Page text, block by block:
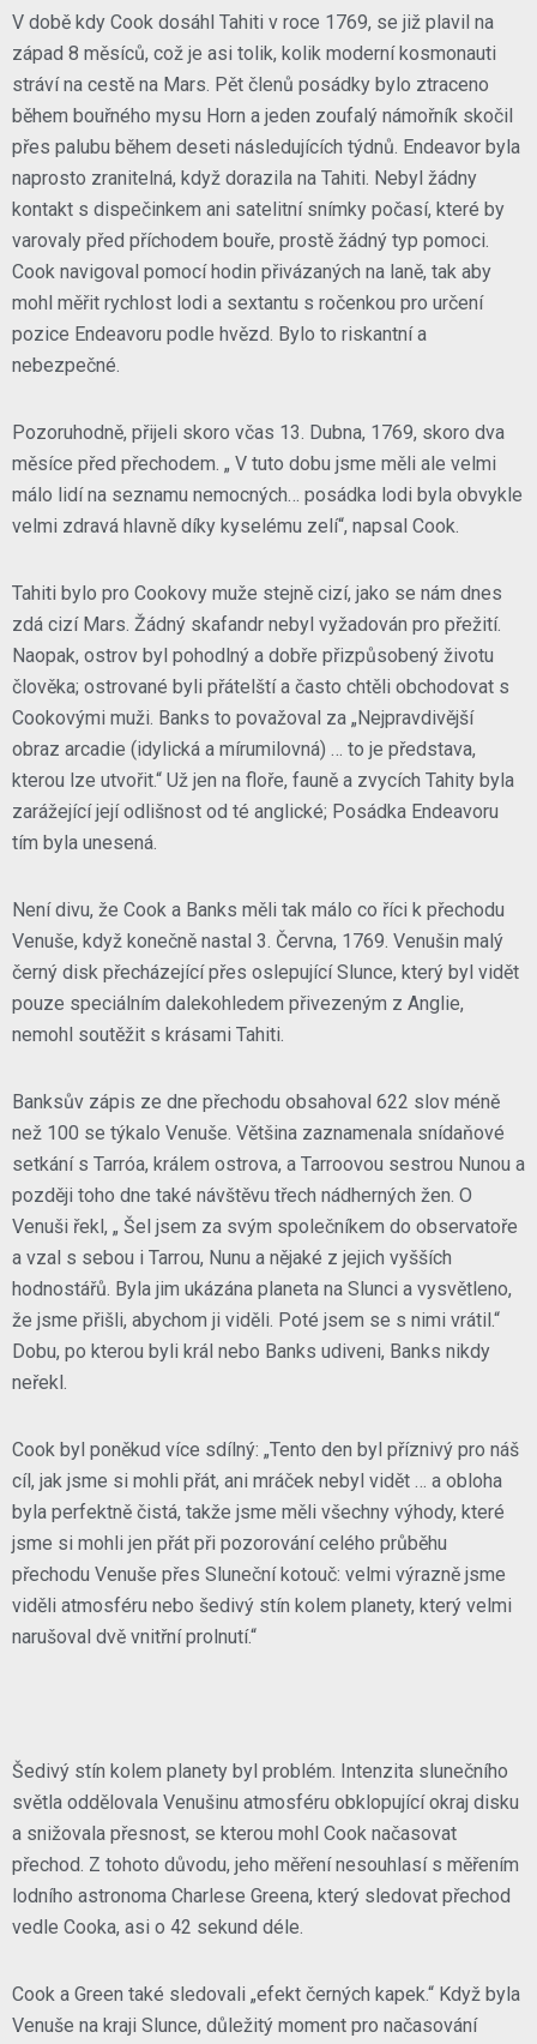
V době kdy Cook dosáhl Tahiti v roce 1769, se již plavil na
západ 8 měsíců, což je asi tolik, kolik moderní kosmonauti
stráví na cestě na Mars. Pět členů posádky bylo ztraceno
během bouřného mysu Horn a jeden zoufalý námořník skočil
přes palubu během deseti následujících týdnů. Endeavor byla
naprosto zranitelná, když dorazila na Tahiti. Nebyl žádny
kontakt s dispečinkem ani satelitní snímky počasí, které by
varovaly před příchodem bouře, prostě žádný typ pomoci.
Cook navigoval pomocí hodin přivázaných na laně, tak aby
mohl měřit rychlost lodi a sextantu s ročenkou pro určení
pozice Endeavoru podle hvězd. Bylo to riskantní a
nebezpečné.
Pozoruhodně, přijeli skoro včas 13. Dubna, 1769, skoro dva
měsíce před přechodem. „ V tuto dobu jsme měli ale velmi
málo lidí na seznamu nemocných… posádka lodi byla obvykle
velmi zdravá hlavně díky kyselému zelí“, napsal Cook.
Tahiti bylo pro Cookovy muže stejně cizí, jako se nám dnes
zdá cizí Mars. Žádný skafandr nebyl vyžadován pro přežití.
Naopak, ostrov byl pohodlný a dobře přizpůsobený životu
člověka; ostrované byli přátelští a často chtěli obchodovat s
Cookovými muži. Banks to považoval za „Nejpravdivější
obraz arcadie (idylická a mírumilovná) … to je představa,
kterou lze utvořit.“ Už jen na floře, fauně a zvycích Tahity byla
zarážející její odlišnost od té anglické; Posádka Endeavoru
tím byla unesená.
Není divu, že Cook a Banks měli tak málo co říci k přechodu
Venuše, když konečně nastal 3. Června, 1769. Venušin malý
černý disk přecházející přes oslepující Slunce, který byl vidět
pouze speciálním dalekohledem přivezeným z Anglie,
nemohl soutěžit s krásami Tahiti.
Banksův zápis ze dne přechodu obsahoval 622 slov méně
než 100 se týkalo Venuše. Většina zaznamenala snídaňové
setkání s Tarróa, králem ostrova, a Tarroovou sestrou Nunou a
později toho dne také návštěvu třech nádherných žen. O
Venuši řekl, „ Šel jsem za svým společníkem do observatoře
a vzal s sebou i Tarrou, Nunu a nějaké z jejich vyšších
hodnostářů. Byla jim ukázána planeta na Slunci a vysvětleno,
že jsme přišli, abychom ji viděli. Poté jsem se s nimi vrátil.“
Dobu, po kterou byli král nebo Banks udiveni, Banks nikdy
neřekl.
Cook byl poněkud více sdílný: „Tento den byl příznivý pro náš
cíl, jak jsme si mohli přát, ani mráček nebyl vidět … a obloha
byla perfektně čistá, takže jsme měli všechny výhody, které
jsme si mohli jen přát při pozorování celého průběhu
přechodu Venuše přes Sluneční kotouč: velmi výrazně jsme
viděli atmosféru nebo šedivý stín kolem planety, který velmi
narušoval dvě vnitřní prolnutí.“
Šedivý stín kolem planety byl problém. Intenzita slunečního
světla oddělovala Venušinu atmosféru obklopující okraj disku
a snižovala přesnost, se kterou mohl Cook načasovat
přechod. Z tohoto důvodu, jeho měření nesouhlasí s měřením
lodního astronoma Charlese Greena, který sledovat přechod
vedle Cooka, asi o 42 sekund déle.
Cook a Green také sledovali „efekt černých kapek.“ Když byla
Venuše na kraji Slunce, důležitý moment pro načasování